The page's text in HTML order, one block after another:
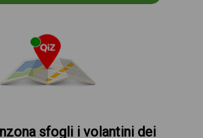
sfogli i volantini dei